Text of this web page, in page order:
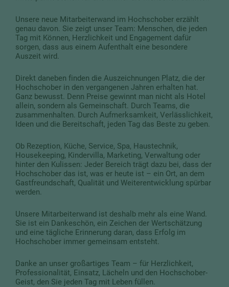
Unsere neue Mitarbeiterwand im Hochschober erzählt
genau davon. Sie zeigt unser Team: Menschen, die jeden
Tag mit Können, Herzlichkeit und Engagement dafür
sorgen, dass aus einem Aufenthalt eine besondere
Auszeit wird.
Direkt daneben finden die Auszeichnungen Platz, die der
Hochschober in den vergangenen Jahren erhalten hat.
Ganz bewusst. Denn Preise gewinnt man nicht als Hotel
allein, sondern als Gemeinschaft. Durch Teams, die
zusammenhalten. Durch Aufmerksamkeit, Verlässlichkeit,
Ideen und die Bereitschaft, jeden Tag das Beste zu geben.
Ob Rezeption, Küche, Service, Spa, Haustechnik,
Housekeeping, Kindervilla, Marketing, Verwaltung oder
hinter den Kulissen: Jeder Bereich trägt dazu bei, dass der
Hochschober das ist, was er heute ist – ein Ort, an dem
Gastfreundschaft, Qualität und Weiterentwicklung spürbar
werden.
Unsere Mitarbeiterwand ist deshalb mehr als eine Wand.
Sie ist ein Dankeschön, ein Zeichen der Wertschätzung
und eine tägliche Erinnerung daran, dass Erfolg im
Hochschober immer gemeinsam entsteht.
Danke an unser großartiges Team – für Herzlichkeit,
Professionalität, Einsatz, Lächeln und den Hochschober-
Geist, den Sie jeden Tag mit Leben füllen.